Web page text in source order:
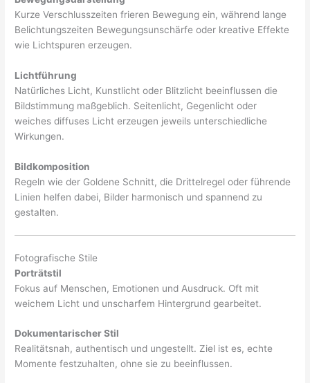
Kurze Verschlusszeiten frieren Bewegung ein, während lange
Belichtungszeiten Bewegungsunschärfe oder kreative Effekte
wie Lichtspuren erzeugen.
Lichtführung
Natürliches Licht, Kunstlicht oder Blitzlicht beeinflussen die
Bildstimmung maßgeblich. Seitenlicht, Gegenlicht oder
weiches diffuses Licht erzeugen jeweils unterschiedliche
Wirkungen.
Bildkomposition
Regeln wie der Goldene Schnitt, die Drittelregel oder führende
Linien helfen dabei, Bilder harmonisch und spannend zu
gestalten.
Fotografische Stile
Porträtstil
Fokus auf Menschen, Emotionen und Ausdruck. Oft mit
weichem Licht und unscharfem Hintergrund gearbeitet.
Dokumentarischer Stil
Realitätsnah, authentisch und ungestellt. Ziel ist es, echte
Momente festzuhalten, ohne sie zu beeinflussen.